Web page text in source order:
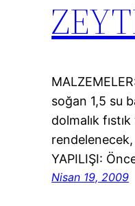
soğan 1,5 su
dolmalık
YAPILIŞI:
Nisan 19, 2009